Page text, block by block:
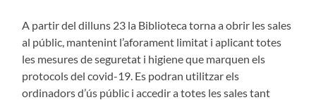
A partir del dilluns 23 la Biblioteca torna a obrir les sales
al públic, mantenint l’aforament limitat i aplicant totes
les mesures de seguretat i higiene que marquen els
protocols del covid-19. Es podran utilitzar els
ordinadors d’ús públic i accedir a totes les sales tant